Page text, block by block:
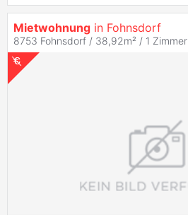
Mietwohnung in Fohnsdorf
8753 Fohnsdorf / 38,92m² / 1 Zimmer